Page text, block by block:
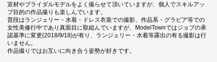
宣材やブライダルモデルをよく撮らせて頂いていますが、個人でスキルアッ
プ目的の作品撮りも楽しんでいます。
普段はランジェリー・水着・ドレス衣装での撮影、作品系・グラビア等での
女性美修行中であり真面目に取組んでいますが、ModelTownではジョブの承
認基準に変更(2018/9/18)が有り、ランジェリー・水着等露出の有る撮影は行
いません。
作品撮りではお互いに向き合う姿勢が好きです。